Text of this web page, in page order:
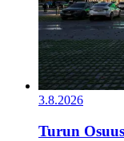
3.8.2026
Turun